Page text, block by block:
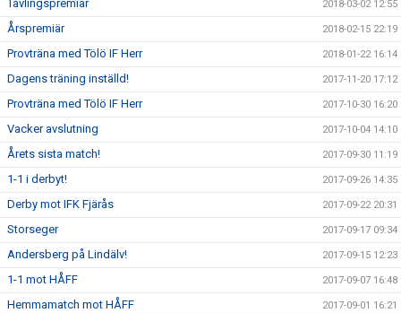
Tävlingspremiär 2018-03-02 12:55
Årspremiär 2018-02-15 22:19
Provträna med Tölö IF Herr 2018-01-22 16:14
Dagens träning inställd! 2017-11-20 17:12
Provträna med Tölö IF Herr 2017-10-30 16:20
Vacker avslutning 2017-10-04 14:10
Årets sista match! 2017-09-30 11:19
1-1 i derbyt! 2017-09-26 14:35
Derby mot IFK Fjärås 2017-09-22 20:31
Storseger 2017-09-17 09:34
Andersberg på Lindälv! 2017-09-15 12:23
1-1 mot HÅFF 2017-09-07 16:48
Hemmamatch mot HÅFF 2017-09-01 16:21